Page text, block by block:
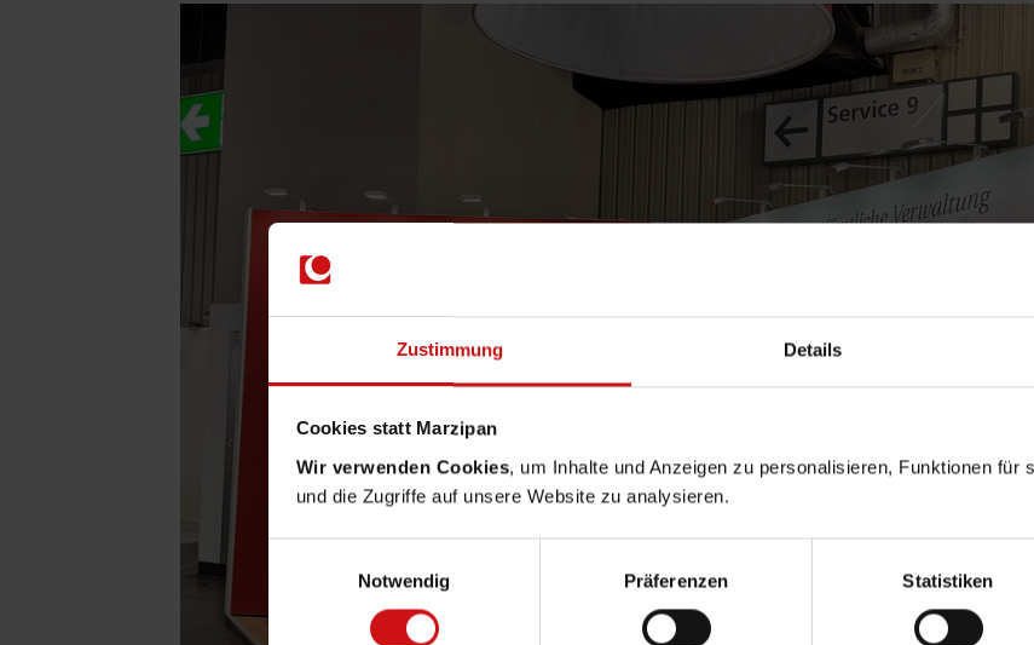
Zustimmung Details
Cookies statt Marzipan
Wir verwenden Cookies, um Inhalte und Anzeigen zu personalisieren, Funktionen für
und die Zugriffe auf unsere Website zu analysieren.
Notwendig
Präferenzen Statistiken